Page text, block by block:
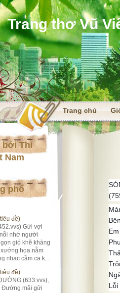
Trang thơ Vũ
Trang chủ
bởi Thi
Nam
phổ
đề)
Gửi vợi
nhớ người
gió khẽ khàng
họa nằm
nhạc cầm ca k...
đề)
(633.vvs),
Đường mãi gửi
Lỗi